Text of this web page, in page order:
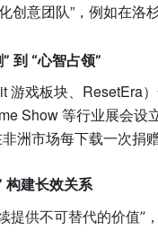
创意团队”，例如在
到 “心智占领”
戏板块、ResetEra
Show 等行业展会设
洲市场每下载一次捐
构建长效关系
供不可替代的价值”